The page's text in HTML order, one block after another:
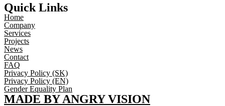
Quick Links
Home
Company
Services
Projects
News
Contact
FAQ
Privacy Policy (SK)
Privacy Policy (EN)
Gender Equality Plan
MADE BY ANGRY VISION